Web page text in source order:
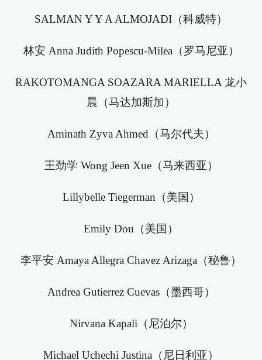
SALMAN Y Y A ALMOJADI（科威特）
林安 Anna Judith Popescu-Milea（罗马尼亚）
RAKOTOMANGA SOAZARA MARIELLA 龙小
晨（马达加斯加）
Aminath Zyva Ahmed（马尔代夫）
王劲学 Wong Jeen Xue（马来西亚）
Lillybelle Tiegerman（美国）
Emily Dou（美国）
李平安 Amaya Allegra Chavez Arizaga（秘鲁）
Andrea Gutierrez Cuevas（墨西哥）
Nirvana Kapali（尼泊尔）
Michael Uchechi Justina（尼日利亚）